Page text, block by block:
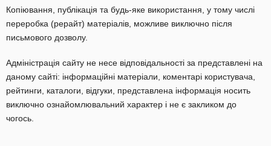
Копіювання, публікація та будь-яке використання, у тому числі
переробка (рерайт) матеріалів, можливе виключно після
письмового дозволу.
Адміністрація сайту не несе відповідальності за представлені на
даному сайті: інформаційні матеріали, коментарі користувача,
рейтинги, каталоги, відгуки, представлена інформація носить
виключно ознайомлювальний характер і не є закликом до
чогось.